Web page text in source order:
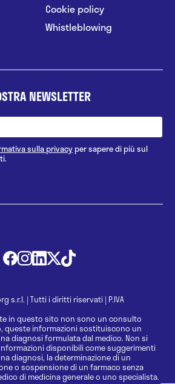
Cookie policy
Whistleblowing
NEWSLETTER
sulla privacyper sapere di più sul
s.r.l. | Tutti i diritti riservati | P.IVA
in questo sito non sono un consulto
queste informazioni sostituiscono un
diagnosi formulata dal medico. Non si
disponibili come suggerimenti
diagnosi, la determinazione di un
o sospensione di un farmaco senza
di medicina generale o uno specialista.